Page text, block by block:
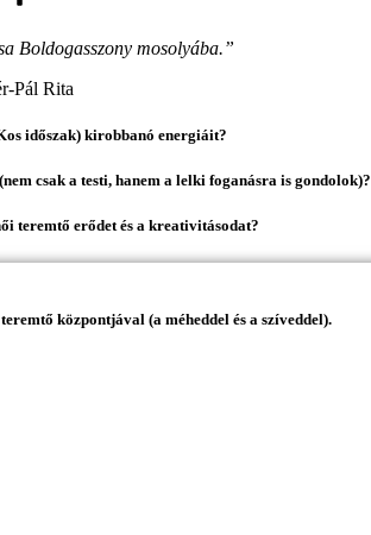
Boldogasszony mosolyába.”
Pál Rita
időszak) kirobbanó energiáit?
csak a testi, hanem a lelki foganásra is gondolok)?
teremtő erődet és a kreativitásodat?
központjával (a méheddel és a szíveddel).